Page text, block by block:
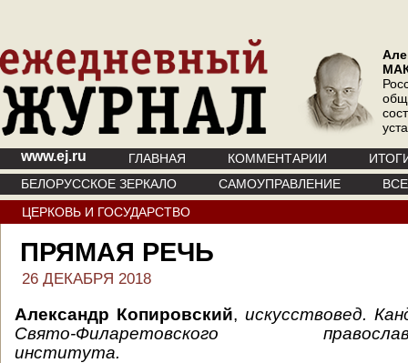
www.ej.ru ГЛАВНАЯ КОММЕНТАРИИ
БЕЛОРУССКОЕ ЗЕРКАЛО
САМОУПРАВЛЕНИЕ
ЦЕРКОВЬ И ГОСУДАРСТВО
ПРЯМАЯ РЕЧЬ
26 ДЕКАБРЯ 2018
Александр Копировский, искусствовед.
Свято-Филаретовского
института.